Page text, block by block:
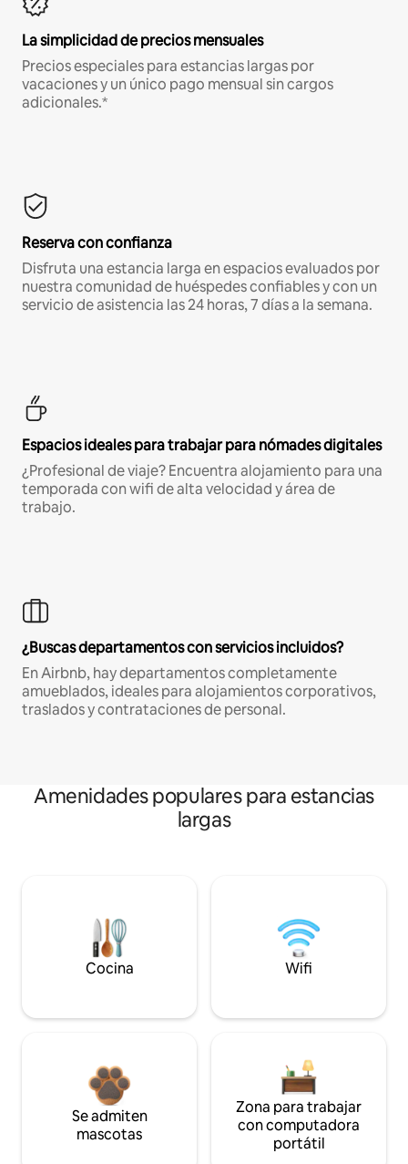
La simplicidad de precios mensuales
Precios especiales para estancias largas por
vacaciones y un único pago mensual sin cargos
adicionales.*
Reserva con confianza
Disfruta una estancia larga en espacios evaluados por
nuestra comunidad de huéspedes confiables y con un
servicio de asistencia las 24 horas, 7 días a la semana.
Espacios ideales para trabajar para nómades digitales
¿Profesional de viaje? Encuentra alojamiento para una
temporada con wifi de alta velocidad y área de
trabajo.
¿Buscas departamentos con servicios incluidos?
En Airbnb, hay departamentos completamente
amueblados, ideales para alojamientos corporativos,
traslados y contrataciones de personal.
Amenidades populares para estancias
largas
Cocina Wifi
Se admiten
mascotas
Zona para trabajar
con computadora
portátil